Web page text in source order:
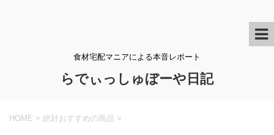
食材宅配マニアによる本音レポート
らでぃっしゅぼーや日記
HOME > 絶対おすすめの商品 >